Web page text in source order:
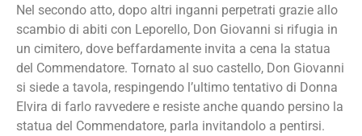
Nel secondo atto, dopo altri inganni perpetrati grazie allo
scambio di abiti con Leporello, Don Giovanni si rifugia in
un cimitero, dove beffardamente invita a cena la statua
del Commendatore. Tornato al suo castello, Don Giovanni
si siede a tavola, respingendo l’ultimo tentativo di Donna
Elvira di farlo ravvedere e resiste anche quando persino la
statua del Commendatore, parla invitandolo a pentirsi.